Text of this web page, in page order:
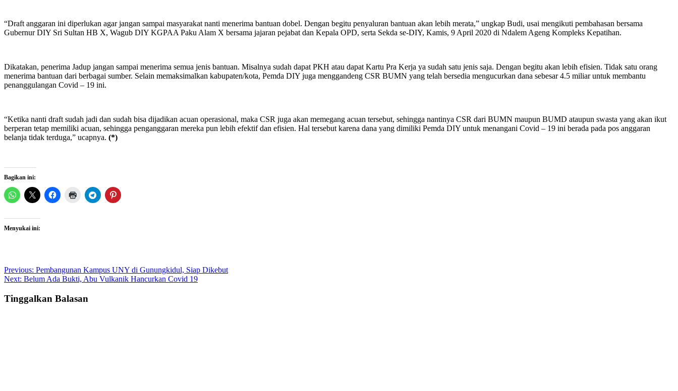
“Draft anggaran ini diperlukan agar jangan sampai masyarakat nanti menerima bantuan dobel. Dengan begitu penyaluran bantuan akan lebih merata,” ungkap Budi, usai mengikuti pembahasan bersama
Gubernur DIY Sri Sultan HB X, Wagub DIY KGPAA Paku Alam X bersama jajaran pejabat dan Kepala OPD, serta Sekda se-DIY, Kamis, 9 April 2020 di Ndalem Ageng Kompleks Kepatihan.
Dikatakan, penerima Jadup jangan sampai menerima semua jenis bantuan. Misalnya sudah dapat PKH atau dapat Kartu Pra Kerja ya sudah satu jenis saja. Dengan begitu akan lebih efisien. Tidak satu orang
menerima bantuan dari berbagai sumber. Selain memaksimalkan kabupaten/kota, Pemda DIY juga menggandeng CSR BUMN yang telah bersedia mengucurkan dana sebesar 4.5 miliar untuk membantu
penanggulangan Covid – 19 ini.
“Ketika nanti draft sudah jadi dan sudah bisa dijadikan acuan operasional, maka CSR juga akan memegang acuan tersebut, sehingga nantinya CSR dari BUMN maupun BUMD ataupun swasta yang akan ikut
berperan tetap memiliki acuan, sehingga penganggaran mereka pun lebih efektif dan efisien. Hal tersebut karena dana yang dimiliki Pemda DIY untuk menangani Covid – 19 ini berada pada pos anggaran
belanja tidak terduga,” ucapnya. (*)
Bagikan ini:
Menyukai ini:
Post
navigation
Previous: Pembangunan Kampus UNY di Gunungkidul, Siap Dikebut
Next: Belum Ada Bukti, Abu Vulkanik Hancurkan Covid 19
Tinggalkan Balasan